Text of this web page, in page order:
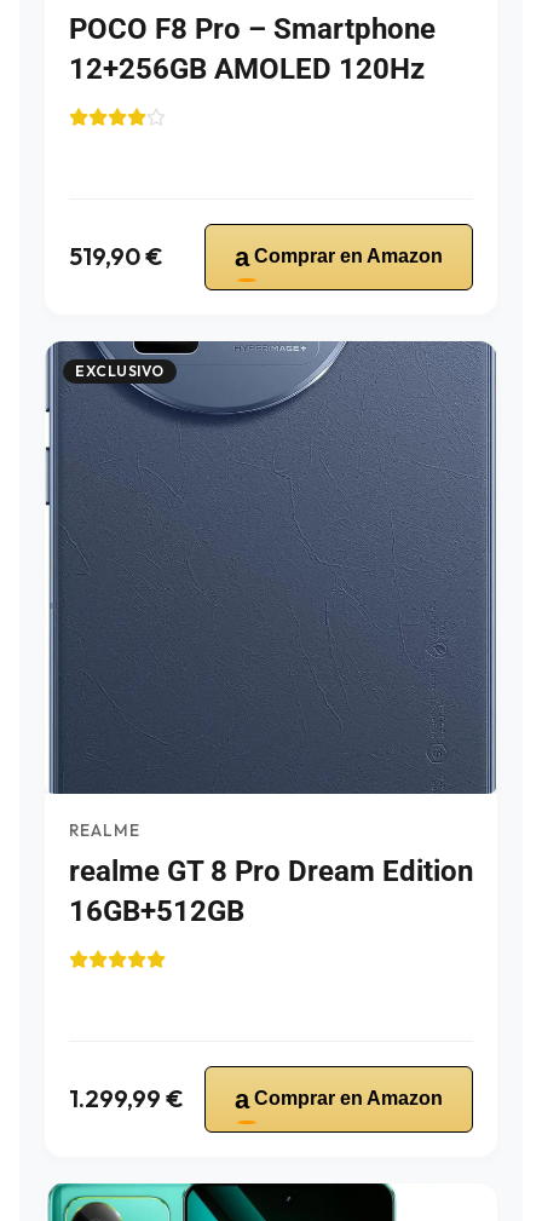
POCO F8 Pro – Smartphone
12+256GB AMOLED 120Hz
519,90 € a Comprar en Amazon
EXCLUSIVO
REALME
realme GT 8 Pro Dream Edition
16GB+512GB
1.299,99 € a Comprar en Amazon